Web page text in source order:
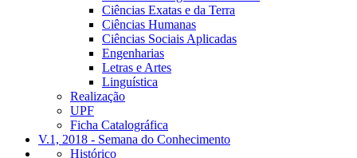
Ciências Exatas e da Terra
Ciências Humanas
Ciências Sociais Aplicadas
Engenharias
Letras e Artes
Linguística
Realização
UPF
Ficha Catalográfica
V.1, 2018 - Semana do Conhecimento
Histórico